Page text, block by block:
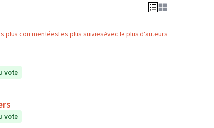
plus commentéesLes plus suiviesAvec le plus d'auteurs
vote
vote